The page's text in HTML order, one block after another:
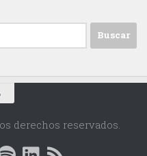
derechos reservados.